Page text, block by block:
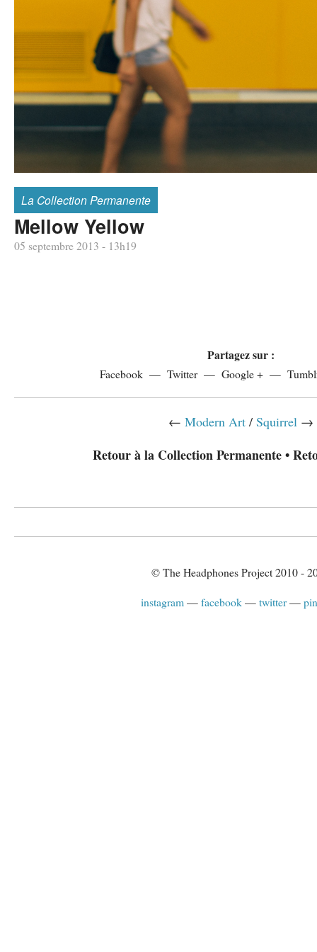
La Collection Permanente
Mellow Yellow
05 septembre 2013 - 13h19
Partagez sur :
Facebook Twitter Google +
← Modern Art/ Squirrel →
Retour à la Collection Permanente•
© The Headphones Project 2010 -
instagram facebook twitter